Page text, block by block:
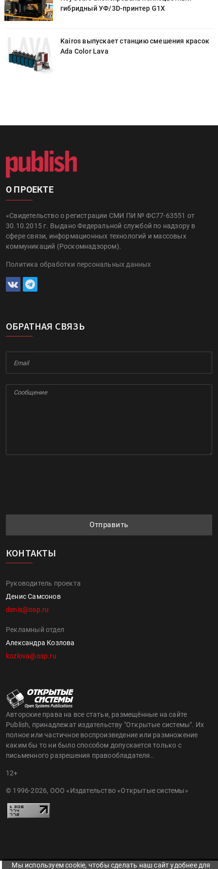
гибридный УФ/3D-принтер G1X
Kairos выпускает станцию смешения красок
Ada Color Lava
О ПРОЕКТЕ
«Свидетельство о регистрации СМИ ПИ № ФС77-63551 от
30.10.2015 г. Выдано Федеральной службой по надзору в
сфере связи, информационных технологий и массовых
коммуникаций (Роскомнадзором).
Политика обработки персональных данных
ОБРАТНАЯ СВЯЗЬ
Отправить
КОНТАКТЫ
Руководитель проекта
Денис Самсонов
denis@osp.ru
Рекламный отдел
Александра Козлова
kozlova@osp.ru
Авторские права на все статьи, размещённые на сайте
Publish, принадлежат издательству "Открытые системы". Их
полное или частичное воспроизведение или размножение
каким бы то ни было способом допускается только с
письменного разрешения правообладателя..
12+
© 1996-2026, ООО «Издательство «Открытые системы»
Мы используем cookie, чтобы сделать наш сайт удобнее для